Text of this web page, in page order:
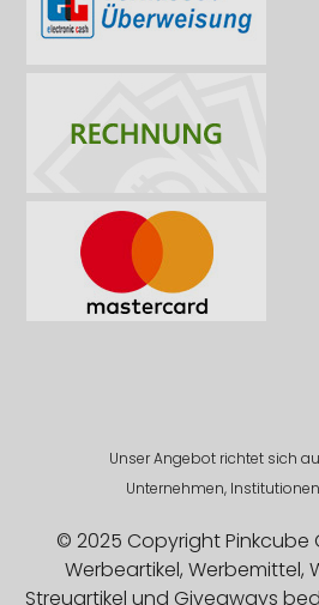
Unser Angebot richtet sich
Unternehmen,
© 2025 Copyright Pinkcube
Werbeartikel, Werbemittel,
Streuartikel und Giveaways